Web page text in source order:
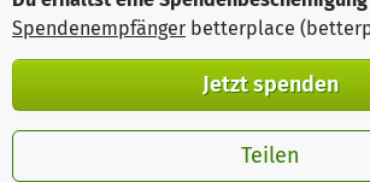
Spendenempfänger betterplace
Jetzt spenden
Teilen